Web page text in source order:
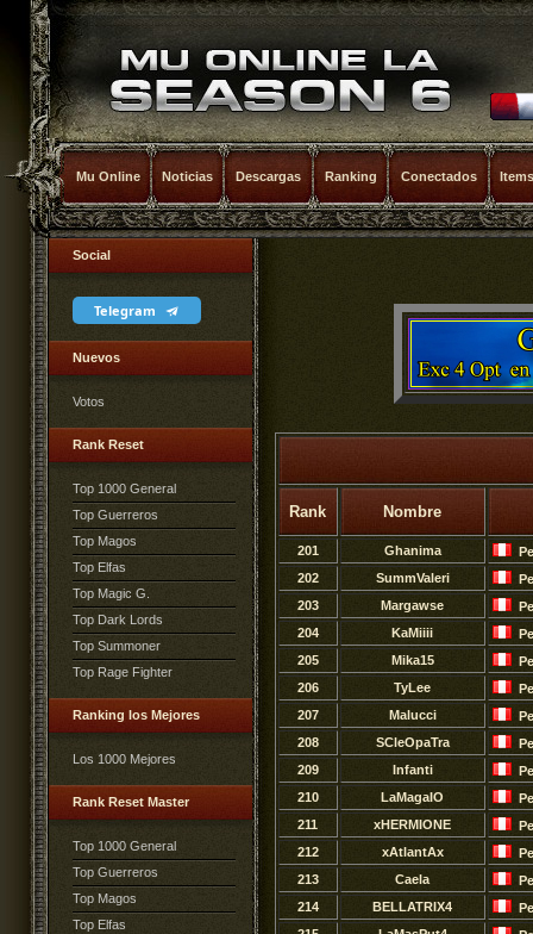
Mu Online Noticias Descargas Ranking Conectados Items
Social
Telegram
Nuevos
Votos
Rank Reset
Top 1000 General
Top Guerreros
Top Magos
Top Elfas
Top Magic G.
Top Dark Lords
Top Summoner
Top Rage Fighter
Ranking los Mejores
Los 1000 Mejores
Rank Reset Master
Top 1000 General
Top Guerreros
Top Magos
Top Elfas
Rank Nombre
201 Ghanima
202
SummValeri
203
Margawse
204
KaMiiii
205
Mika15
206
TyLee
207
Malucci
208
SCleOpaTra
209
Infanti
210
LaMagaIO
211
xHERMIONE
212
xAtlantAx
213
Caela
214
BELLATRIX4